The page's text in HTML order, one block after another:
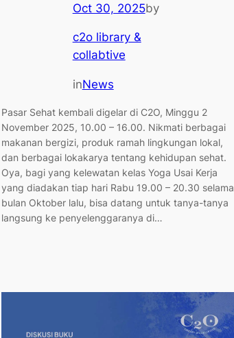
Oct 30, 2025by
c2o library &
collabtive
inNews
Pasar Sehat kembali digelar di C2O, Minggu 2
November 2025, 10.00 – 16.00. Nikmati berbagai
makanan bergizi, produk ramah lingkungan lokal,
dan berbagai lokakarya tentang kehidupan sehat.
Oya, bagi yang kelewatan kelas Yoga Usai Kerja
yang diadakan tiap hari Rabu 19.00 – 20.30 selama
bulan Oktober lalu, bisa datang untuk tanya-tanya
langsung ke penyelenggaranya di…